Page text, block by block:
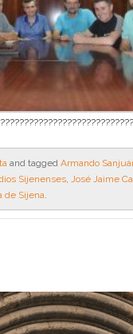
and tagged Armando
Sijenenses, José Jaime
de Sijena.